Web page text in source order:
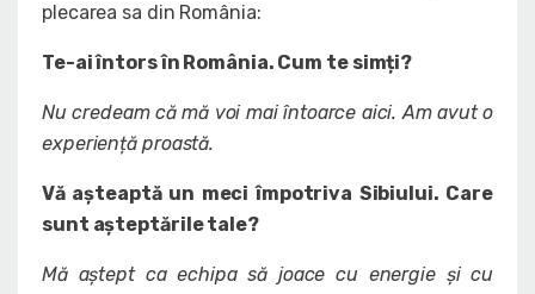
plecarea sa din România:
Te-ai întors în România. Cum te simți?
Nu credeam că mă voi mai întoarce aici. Am avut o
experiență proastă.
Vă așteaptă un meci împotriva Sibiului. Care
sunt așteptările tale?
Mă aștept ca echipa să joace cu energie și cu